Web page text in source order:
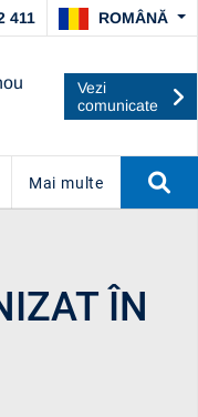
UBc A OBȚINUT
ECONOMICI
411 ROMÂNĂ
Vezi
comunicate
Mai multe
ÎN